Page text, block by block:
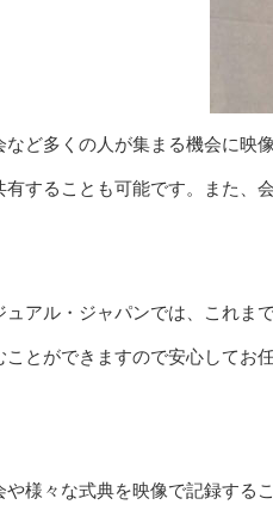
ど多くの人が集まる機会に映
することも可能です。また、
アル・ジャパンでは、これま
とができますので安心してお
様々な式典を映像で記録する